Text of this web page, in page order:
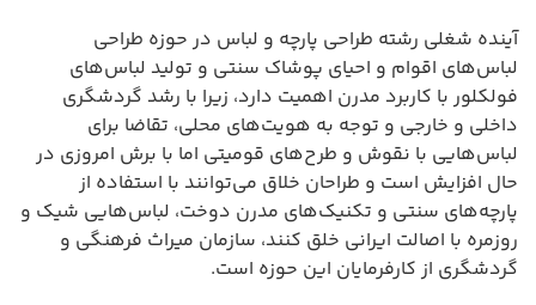
آینده شغلی رشته طراحی پارچه و لباس در حوزه طراحی
لباس‌های اقوام و احیای پوشاک سنتی و تولید لباس‌های
فولکلور با کاربرد مدرن اهمیت دارد، زیرا با رشد گردشگری
داخلی و خارجی و توجه به هویت‌های محلی، تقاضا برای
لباس‌هایی با نقوش و طرح‌های قومیتی اما با برش امروزی در
حال افزایش است و طراحان خلاق می‌توانند با استفاده از
پارچه‌های سنتی و تکنیک‌های مدرن دوخت، لباس‌هایی شیک و
روزمره با اصالت ایرانی خلق کنند، سازمان میراث فرهنگی و
گردشگری از کارفرمایان این حوزه است.